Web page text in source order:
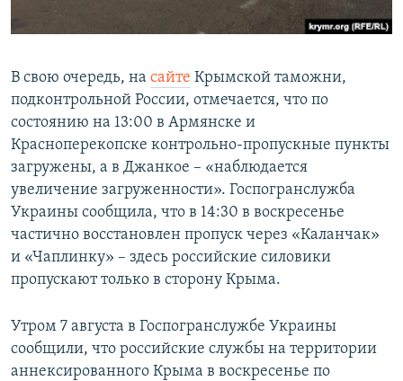
В свою очередь, на сайте Крымской таможни,
подконтрольной России, отмечается, что по
состоянию на 13:00 в Армянске и
Красноперекопске контрольно-пропускные пункты
загружены, а в Джанкое – «наблюдается
увеличение загруженности». Госпогранслужба
Украины сообщила, что в 14:30 в воскресенье
частично восстановлен пропуск через «Каланчак»
и «Чаплинку» – здесь российские силовики
пропускают только в сторону Крыма.
Утром 7 августа в Госпогранслужбе Украины
сообщили, что российские службы на территории
аннексированного Крыма в воскресенье по